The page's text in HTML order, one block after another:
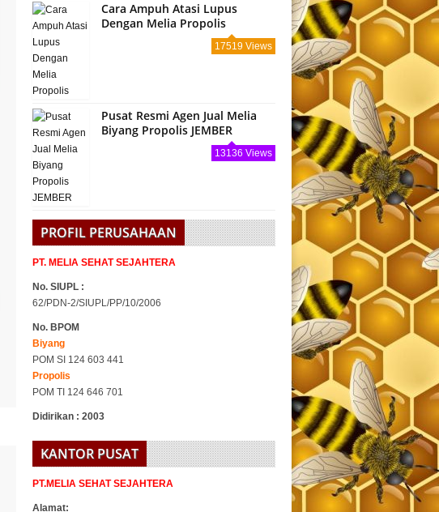
Cara Ampuh Atasi Lupus
Dengan Melia Propolis
17519 Views
Pusat Resmi Agen Jual Melia
Biyang Propolis JEMBER
13136 Views
PROFIL PERUSAHAAN
PT. MELIA SEHAT SEJAHTERA
No. SIUPL :
62/PDN-2/SIUPL/PP/10/2006
No. BPOM
Biyang
POM SI 124 603 441
Propolis
POM TI 124 646 701
Didirikan : 2003
KANTOR PUSAT
PT.MELIA SEHAT SEJAHTERA
Alamat: